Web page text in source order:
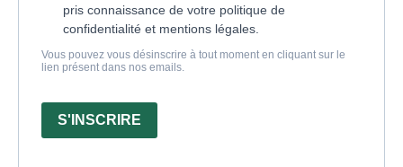
pris connaissance de votre politique de
confidentialité et mentions légales.
Vous pouvez vous désinscrire à tout moment en cliquant sur le
lien présent dans nos emails.
S'INSCRIRE